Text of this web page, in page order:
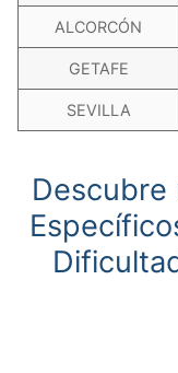
ALCORCÓN
GETAFE
SEVILLA
Descubre